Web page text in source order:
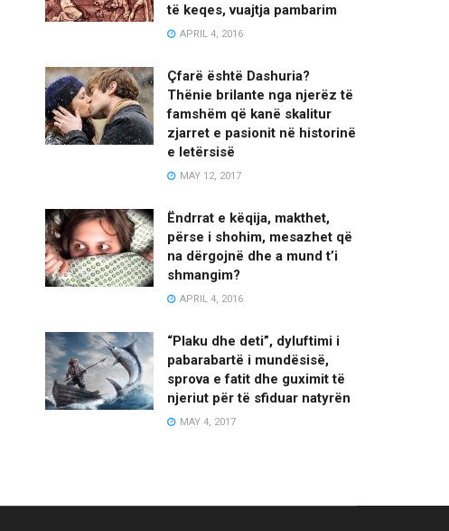
të keqes, vuajtja pambarim
APRIL 4, 2016
Çfarë është Dashuria?
Thënie brilante nga njerëz të
famshëm që kanë skalitur
zjarret e pasionit në historinë
e letërsisë
MAY 12, 2017
Ëndrrat e këqija, makthet,
përse i shohim, mesazhet që
na dërgojnë dhe a mund t’i
shmangim?
APRIL 4, 2016
“Plaku dhe deti”, dyluftimi i
pabarabartë i mundësisë,
sprova e fatit dhe guximit të
njeriut për të sfiduar natyrën
MAY 4, 2017